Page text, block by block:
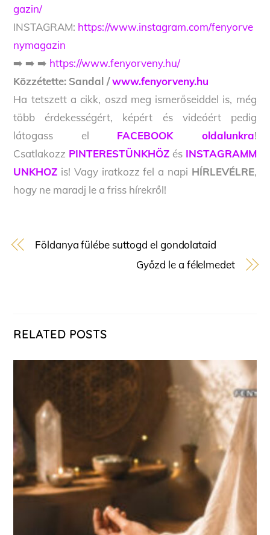
gazin/
INSTAGRAM: https://www.instagram.com/fenyorve
nymagazin
➡️ ➡️ ➡️ https://www.fenyorveny.hu/
Közzétette: Sandal /www.fenyorveny.hu
Ha tetszett a cikk, oszd meg ismerőseiddel is, még
több érdekességért, képért és videóért pedig
látogass el FACEBOOK oldalunkra!
Csatlakozz PINTERESTÜNKHÖZ és INSTAGRAMM
UNKHOZ is! Vagy iratkozz fel a napi HÍRLEVÉLRE,
hogy ne maradj le a friss hírekről!
Földanya fülébe suttogd el gondolataid
Győzd le a félelmedet
RELATED POSTS